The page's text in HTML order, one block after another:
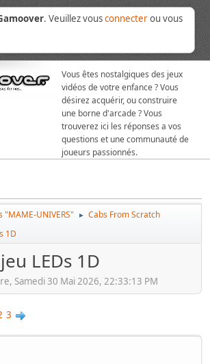
. Veuillez vousconnecterou vous
Vous êtes nostalgiques des jeux
vidéos de votre enfance ? Vous
désirez acquérir, ou construire
une borne d'arcade ? Vous
trouverez ici les réponses a vos
questions et une communauté de
joueurs passionnés.
"MAME-UNIVERS" ► Cabs From Scratch
1D
LEDs 1D
Samedi 30 Mai 2026, 22:33:13 PM
3